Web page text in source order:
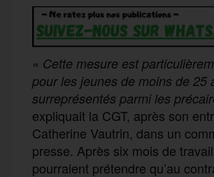
« Cette mesure est
pour les jeunes de moins de 25
surreprésentés parmi les
expliquait la CGT, après son
Catherine Vautrin, dans un
presse. Après six mois de
pourraient prétendre qu’au